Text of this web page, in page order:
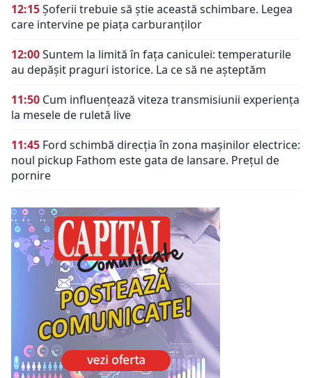
12:15Șoferii trebuie să știe această schimbare. Legea
care intervine pe piața carburanților
12:00Suntem la limită în fața caniculei: temperaturile
au depășit praguri istorice. La ce să ne așteptăm
11:50 Cum influențează viteza transmisiunii experiența
la mesele de ruletă live
11:45 Ford schimbă direcția în zona mașinilor electrice:
noul pickup Fathom este gata de lansare. Prețul de
pornire